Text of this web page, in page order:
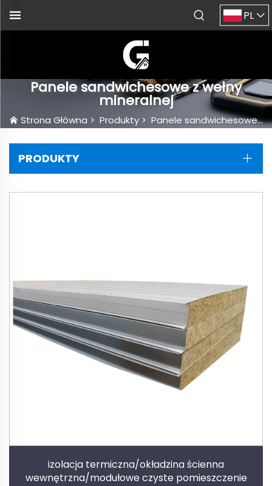
PL
Panele sandwichesowe z wełny
mineralnej
Strona Główna > Produkty > Panele sandwichesowe z wełny mineralnej
PRODUKTY
izolacja termiczna/okładzina ścienna
wewnętrzna/modułowe czyste pomieszczenie